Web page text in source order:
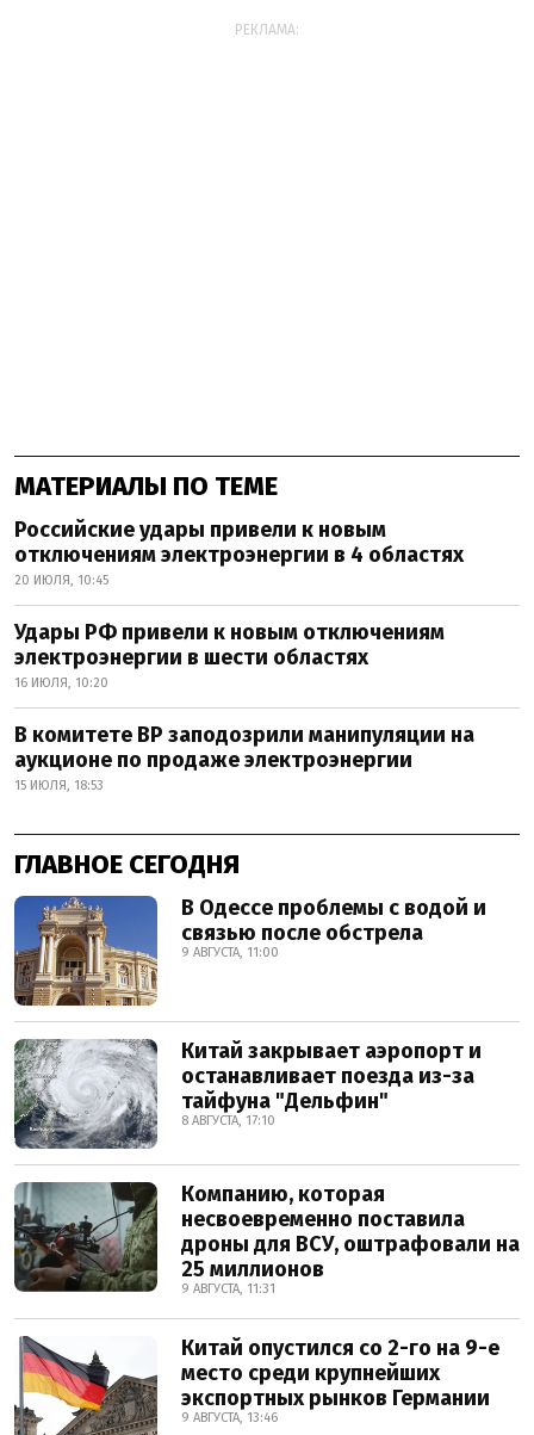
РЕКЛАМА:
МАТЕРИАЛЫ ПО ТЕМЕ
Российские удары привели к новым
отключениям электроэнергии в 4 областях
20 ИЮЛЯ, 10:45
Удары РФ привели к новым отключениям
электроэнергии в шести областях
16 ИЮЛЯ, 10:20
В комитете ВР заподозрили манипуляции на
аукционе по продаже электроэнергии
15 ИЮЛЯ, 18:53
ГЛАВНОЕ СЕГОДНЯ
В Одессе проблемы с водой и
связью после обстрела
9 АВГУСТА, 11:00
Китай закрывает аэропорт и
останавливает поезда из-за
тайфуна "Дельфин"
8 АВГУСТА, 17:10
Компанию, которая
несвоевременно поставила
дроны для ВСУ, оштрафовали на
25 миллионов
9 АВГУСТА, 11:31
Китай опустился со 2-го на 9-е
место среди крупнейших
экспортных рынков Германии
9 АВГУСТА, 13:46